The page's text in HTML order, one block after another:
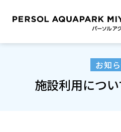
content
お知
施設利用につ